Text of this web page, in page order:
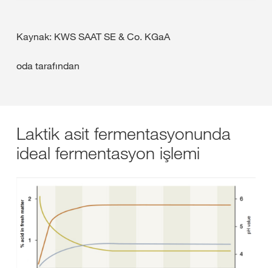
Kaynak: KWS SAAT SE & Co. KGaA
oda tarafından
Laktik asit fermentasyonunda
ideal fermentasyon işlemi